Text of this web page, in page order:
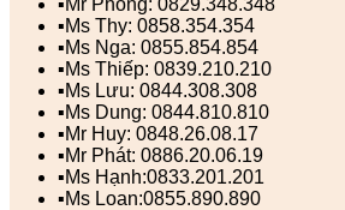
▪️Mr Phong: 0829.348.348
▪️Ms Thy: 0858.354.354
▪️Ms Nga: 0855.854.854
▪️Ms Thiếp: 0839.210.210
▪️Ms Lưu: 0844.308.308
▪️Ms Dung: 0844.810.810
▪️Mr Huy: 0848.26.08.17
▪️Mr Phát: 0886.20.06.19
▪️Ms Hạnh:0833.201.201
▪️Ms Loan:0855.890.890